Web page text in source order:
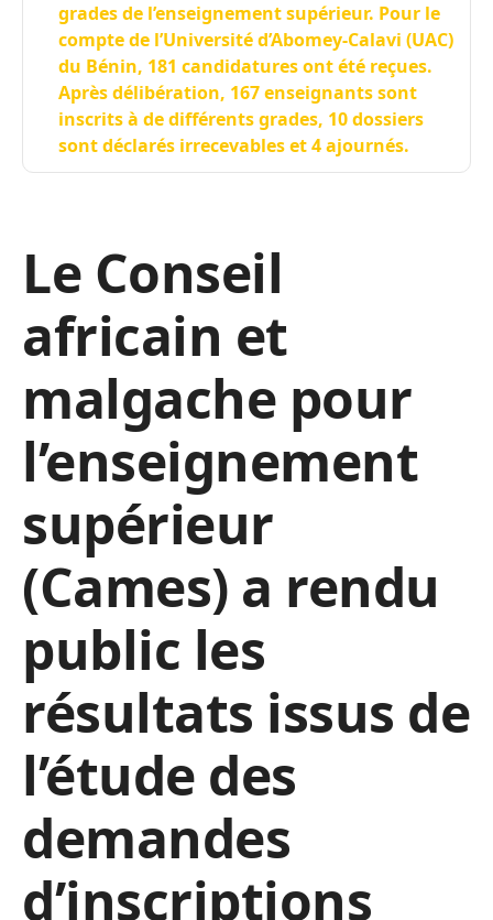
grades de l’enseignement supérieur. Pour le
compte de l’Université d’Abomey-Calavi (UAC)
du Bénin, 181 candidatures ont été reçues.
Après délibération, 167 enseignants sont
inscrits à de différents grades, 10 dossiers
sont déclarés irrecevables et 4 ajournés.
Le Conseil
africain et
malgache pour
l’enseignement
supérieur
(Cames) a rendu
public les
résultats issus de
l’étude des
demandes
d’inscriptions